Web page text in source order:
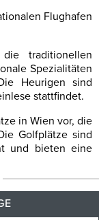
Flughafen
traditionellen
Spezialitäten
Heurigen sind
stattfindet.
in Wien vor, die
Golfplätze sind
und bieten eine